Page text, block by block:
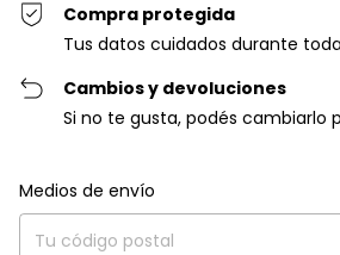
Compra protegida
Tus datos cuidados durante
Cambios y devoluciones
Si no te gusta, podés cambiarlo
Entregas para el CP:
Medios de envío